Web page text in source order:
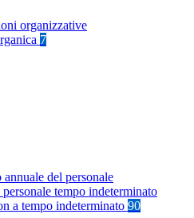
organizzative
7
annuale del personale
personale tempo indeterminato
a tempo indeterminato 90